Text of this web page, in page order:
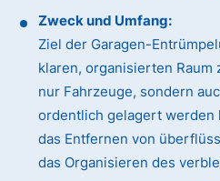
Zweck und Umfang:
Ziel der Garagen-
klaren, organisierten Raum
nur Fahrzeuge, sondern
ordentlich gelagert werden
das Entfernen von
das Organisieren des